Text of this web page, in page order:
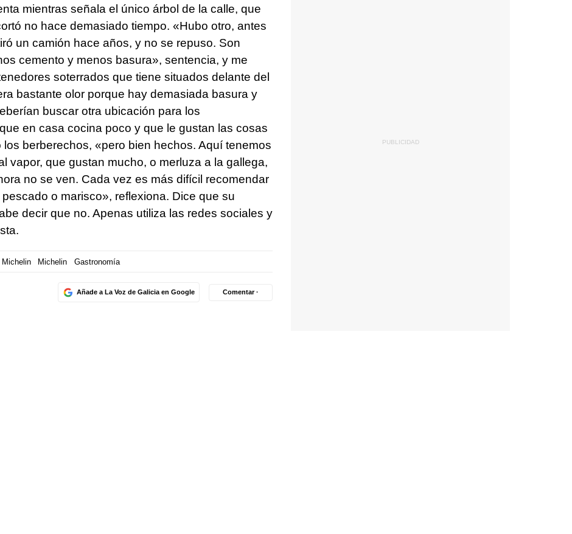
mientras señala el único árbol de la calle, que
no hace demasiado tiempo. «Hubo otro, antes
un camión hace años, y no se repuso. Son
cemento y menos basura», sentencia, y me
soterrados que tiene situados delante del
bastante olor porque hay demasiada basura y
buscar otra ubicación para los
en casa cocina poco y que le gustan las cosas
berberechos, «pero bien hechos. Aquí tenemos
vapor, que gustan mucho, o merluza a la gallega,
no se ven. Cada vez es más difícil recomendar
o marisco», reflexiona. Dice que su
decir que no. Apenas utiliza las redes sociales y
Michelin Gastronomía
Añade a La Voz de Galicia en Google Comentar ·